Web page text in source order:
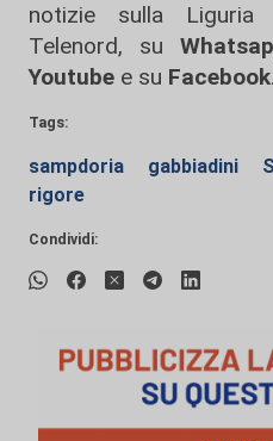
notizie sulla Liguria
Telenord, su
Youtube e su Facebook.
Tags:
sampdoria gabbiadini
rigore
Condividi: